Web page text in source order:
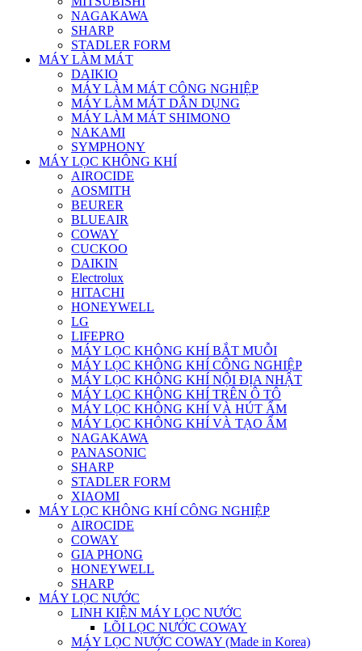
NAGAKAWA
SHARP
STADLER FORM
MÁY LÀM MÁT
DAIKIO
MÁY LÀM MÁT CÔNG NGHIỆP
MÁY LÀM MÁT DÂN DỤNG
MÁY LÀM MÁT SHIMONO
NAKAMI
SYMPHONY
MÁY LỌC KHÔNG KHÍ
AIROCIDE
AOSMITH
BEURER
BLUEAIR
COWAY
CUCKOO
DAIKIN
Electrolux
HITACHI
HONEYWELL
LG
LIFEPRO
MÁY LỌC KHÔNG KHÍ BẮT MUỖI
MÁY LỌC KHÔNG KHÍ CÔNG NGHIỆP
MÁY LỌC KHÔNG KHÍ NỘI ĐỊA NHẬT
MÁY LỌC KHÔNG KHÍ TRÊN Ô TÔ
MÁY LỌC KHÔNG KHÍ VÀ HÚT ẨM
MÁY LỌC KHÔNG KHÍ VÀ TẠO ẨM
NAGAKAWA
PANASONIC
SHARP
STADLER FORM
XIAOMI
MÁY LỌC KHÔNG KHÍ CÔNG NGHIỆP
AIROCIDE
COWAY
GIA PHONG
HONEYWELL
SHARP
MÁY LỌC NƯỚC
LINH KIỆN MÁY LỌC NƯỚC
LÕI LỌC NƯỚC COWAY
MÁY LỌC NƯỚC COWAY (Made in Korea)